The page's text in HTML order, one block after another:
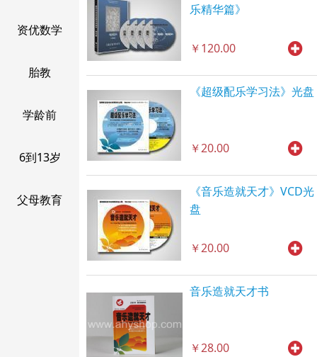
资优数学
胎教
学龄前
6到13岁
父母教育
乐精华篇》
￥120.00
《超级配乐学习法》光盘
￥20.00
《音乐造就天才》VCD光
盘
￥20.00
音乐造就天才书
￥28.00